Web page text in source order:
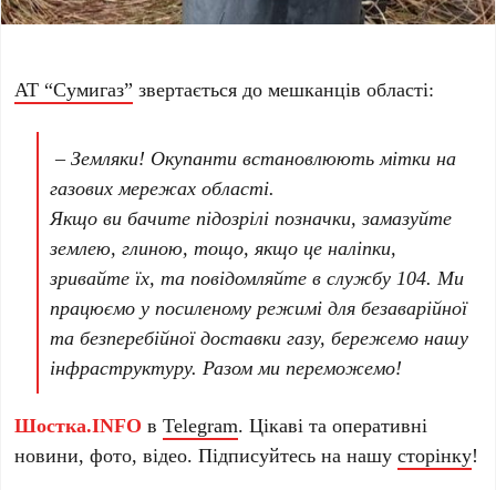
АТ “Сумигаз” звертається до мешканців області:
– Земляки! Окупанти встановлюють мітки на
газових мережах області.
Якщо ви бачите підозрілі позначки, замазуйте
землею, глиною, тощо, якщо це наліпки,
зривайте їх, та повідомляйте в службу 104. Ми
працюємо у посиленому режимі для безаварійної
та безперебійної доставки газу, бережемо нашу
інфраструктуру. Разом ми переможемо!
Шостка.INFO вTelegram. Цікаві та оперативні
новини, фото, відео. Підписуйтесь на нашусторінку!